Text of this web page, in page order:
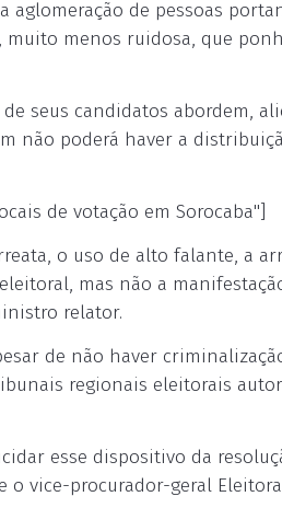
de pessoas
menos ruidosa, que
seus candidatos abordem,
não poderá haver a
de votação em Sorocaba"]
o uso de alto falante, a
mas não a
relator.
de não haver
regionais eleitorais
esse dispositivo da
vice-procurador-geral